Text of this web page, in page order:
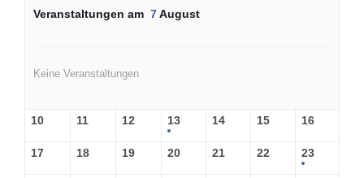
Veranstaltungen am 7August
Keine Veranstaltungen
10 11 12 13 14 15 16
17 18 19 20 21 22 23